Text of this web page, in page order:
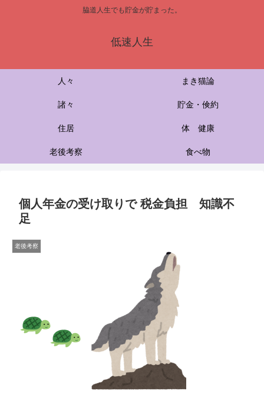
脇道人生でも貯金が貯まった。
低速人生
人々 まき猫論
諸々 貯金・倹約
住居 体 健康
老後考察 食べ物
個人年金の受け取りで 税金負担 知識不
足
老後考察